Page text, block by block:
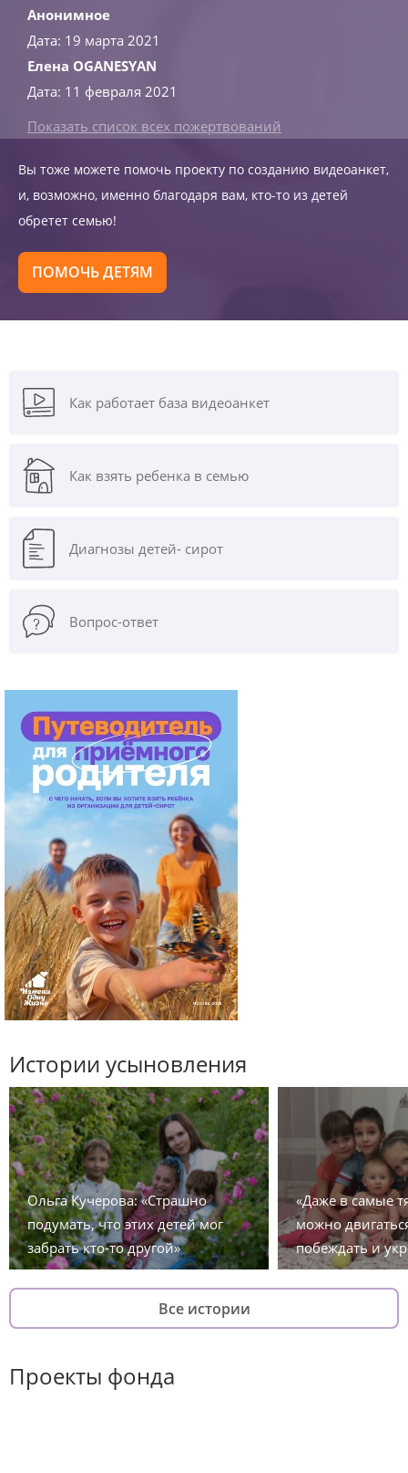
Анонимное
Дата: 19 марта 2021
Елена OGANESYAN
Дата: 11 февраля 2021
Показать список всех пожертвований
Вы тоже можете помочь проекту по созданию видеоанкет,
и, возможно, именно благодаря вам, кто-то из детей
обретет семью!
ПОМОЧЬ ДЕТЯМ
Как работает база видеоанкет
Как взять ребенка в семью
Диагнозы детей- сирот
Вопрос-ответ
Истории усыновления
Ольга Кучерова: «Страшно
подумать, что этих детей мог
забрать кто-то другой»
«Даже в самые
можно
побеждать и
Все истории
Проекты фонда